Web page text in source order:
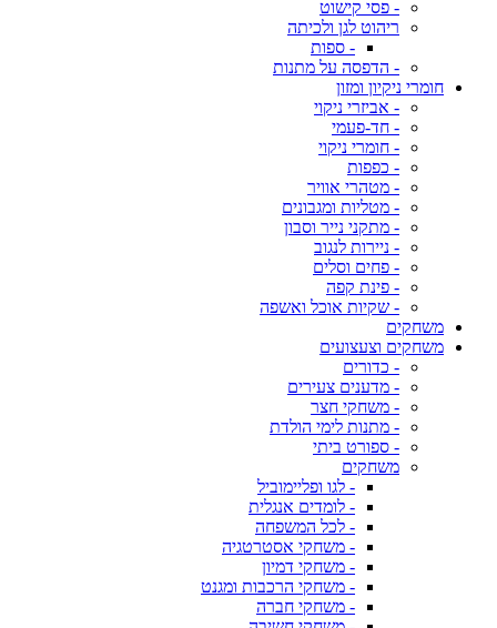
- פסי קישוט
ריהוט לגן ולכיתה
- ספות
- הדפסה על מתנות
חומרי ניקיון ומזון
- אביזרי ניקוי
- חד-פעמי
- חומרי ניקוי
- כפפות
- מטהרי אוויר
- מטליות ומגבונים
- מתקני נייר וסבון
- ניירות לנגוב
- פחים וסלים
- פינת קפה
- שקיות אוכל ואשפה
משחקים
משחקים וצעצועים
- כדורים
- מדענים צעירים
- משחקי חצר
- מתנות לימי הולדת
- ספורט ביתי
משחקים
- לגו ופליימוביל
- לומדים אנגלית
- לכל המשפחה
- משחקי אסטרטגיה
- משחקי דמיון
- משחקי הרכבות ומגנט
- משחקי חברה